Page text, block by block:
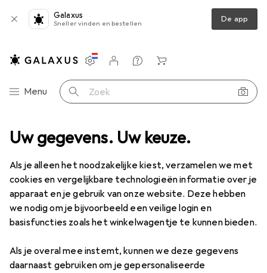
Uw gegevens. Uw keuze.
Als je alleen het noodzakelijke kiest, verzamelen we met
cookies en vergelijkbare technologieën informatie over je
apparaat en je gebruik van onze website. Deze hebben
we nodig om je bijvoorbeeld een veilige login en
basisfuncties zoals het winkelwagentje te kunnen bieden.
Als je overal mee instemt, kunnen we deze gegevens
daarnaast gebruiken om je gepersonaliseerde
Galaxus
Sneller vinden en bestellen De app
Categorie navigatie
Menu Zoek op
Instellingen
Klantenaccount
Produktvergelijking
Verlanglijstje
Winkelmandje
Productassortiment Erotiek Condooms + gels
Condooms + gels
OntdekForum